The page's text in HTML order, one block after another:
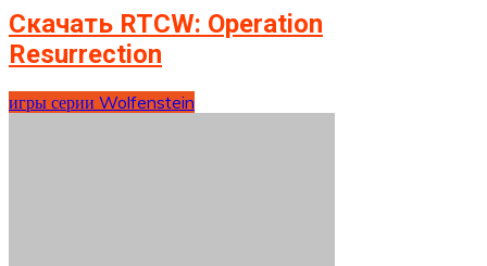
Скачать RTCW: Operation
Resurrection
игры серии Wolfenstein